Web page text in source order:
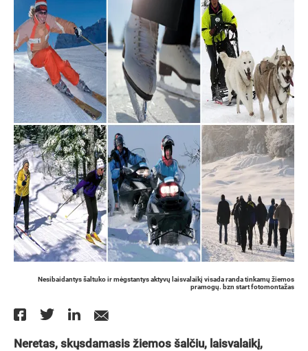
Nesibaidantys šaltuko ir mėgstantys aktyvų laisvalaikį visada randa tinkamų žiemos
pramogų. bzn start fotomontažas
Neretas, skųsdamasis žiemos šalčiu, laisvalaikį,